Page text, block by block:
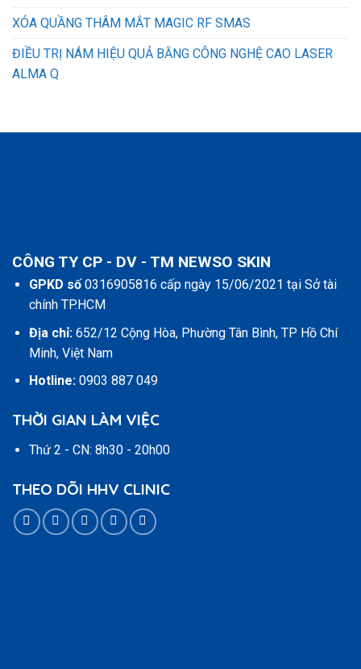
XÓA QUẦNG THÂM MẮT MAGIC RF SMAS
ĐIỀU TRỊ NÁM HIỆU QUẢ BẰNG CÔNG NGHỆ CAO LASER
ALMA Q
CÔNG TY CP - DV - TM NEWSO SKIN
GPKD số 0316905816 cấp ngày 15/06/2021 tại Sở tài
chính TP.HCM
Địa chỉ:652/12 Cộng Hòa, Phường Tân Bình, TP Hồ Chí
Minh, Việt Nam
Hotline:0903 887 049
THỜI GIAN LÀM VIỆC
Thứ 2 - CN: 8h30 - 20h00
THEO DÕI HHV CLINIC